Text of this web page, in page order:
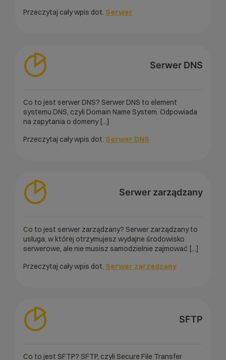
Przeczytaj cały wpis dot. Serwer
Serwer DNS
Co to jest serwer DNS? Serwer DNS to element
systemu DNS, czyli Domain Name System. Odpowiada
na zapytania o domeny [...]
Przeczytaj cały wpis dot. Serwer DNS
Serwer zarządzany
Co to jest serwer zarządzany? Serwer zarządzany to
usługa, w której otrzymujesz wydajne środowisko
serwerowe, ale nie musisz samodzielnie zajmować [...]
Przeczytaj cały wpis dot. Serwer zarządzany
SFTP
Co to jest SFTP? SFTP, czyli Secure File Transfer